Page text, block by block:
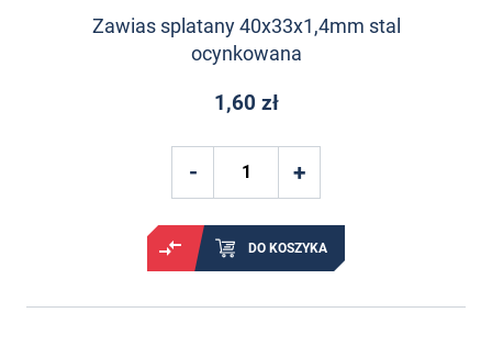
Zawias splatany 40x33x1,4mm stal
ocynkowana
1,60 zł
DO KOSZYKA